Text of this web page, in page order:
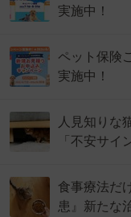
実施中！
ペット保険
実施中！
人見知りな
「不安サ
食事療法だ
患』新たな